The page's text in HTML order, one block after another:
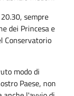
sempre
dei Princesa e
Conservatorio
modo di
Paese, non